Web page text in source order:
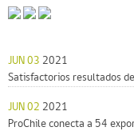
JUN 03 2021
Satisfactorios resultados
JUN 02 2021
ProChile conecta a 54